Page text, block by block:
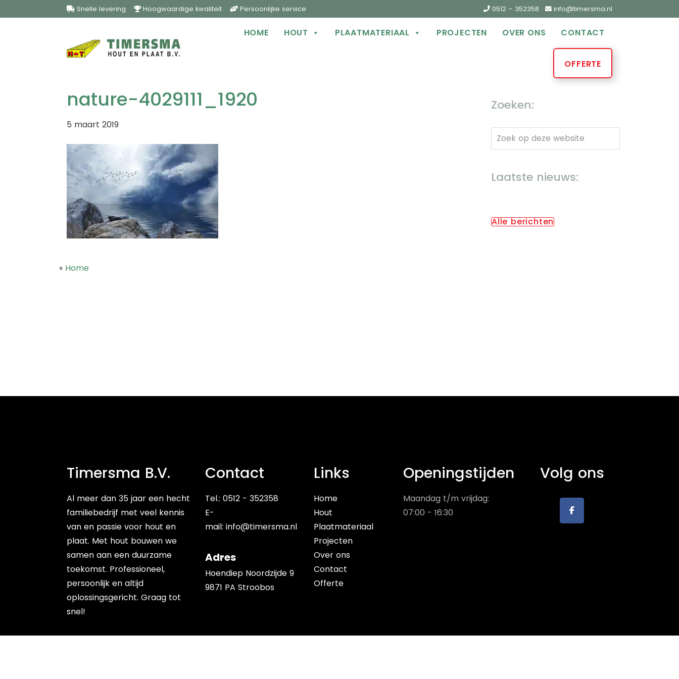
Snelle levering Hoogwaardige kwaliteit Persoonlijke service 0512 – 352358 info@timersma.nl
Timersma
HeaderHOME HOUT PLAATMATERIAAL PROJECTEN OVER ONS CONTACT
OFFERTE
nature-4029111_1920
5 maart 2019
« Home
Zoeken:
Zoek
op
website
Laatste nieuws:
Alle berichten
Timersma B.V.
Al meer dan 35 jaar een hecht
familiebedrijf met veel kennis
van en passie voor hout en
plaat. Met hout bouwen we
samen aan een duurzame
toekomst. Professioneel,
persoonlijk en altijd
oplossingsgericht. Graag tot
snel!
Contact
Tel.: 0512 - 352358
E-
mail:info@timersma.nl
Adres
Hoendiep Noordzijde 9
9871 PA Stroobos
Links
Home
Hout
Plaatmateriaal
Projecten
Over ons
Contact
Offerte
Openingstijden
Maandag t/m vrijdag:
07:00 - 16:30
Volg ons